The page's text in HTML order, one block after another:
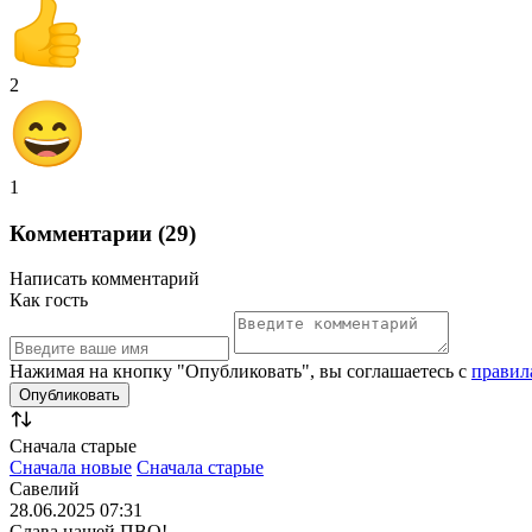
2
1
Комментарии (29)
Написать комментарий
Как гость
Нажимая на кнопку "Опубликовать", вы соглашаетесь с
Сначала старые
Сначала новые Сначала старые
Савелий
28.06.2025 07:31